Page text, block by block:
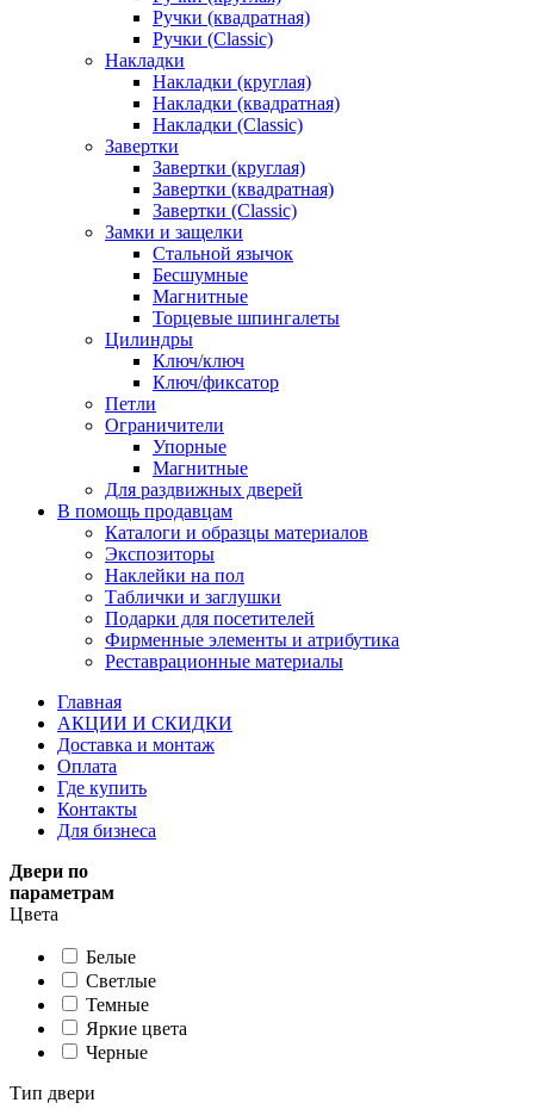
Ручки (квадратная)
Ручки (Classic)
Накладки
Накладки (круглая)
Накладки (квадратная)
Накладки (Classic)
Завертки
Завертки (круглая)
Завертки (квадратная)
Завертки (Classic)
Замки и защелки
Стальной язычок
Бесшумные
Магнитные
Торцевые шпингалеты
Цилиндры
Ключ/ключ
Ключ/фиксатор
Петли
Ограничители
Упорные
Магнитные
Для раздвижных дверей
В помощь продавцам
Каталоги и образцы материалов
Экспозиторы
Наклейки на пол
Таблички и заглушки
Подарки для посетителей
Фирменные элементы и атрибутика
Реставрационные материалы
Главная
АКЦИИ И СКИДКИ
Доставка и монтаж
Оплата
Где купить
Контакты
Для бизнеса
Двери по
параметрам
Цвета
Белые
Светлые
Темные
Яркие цвета
Черные
Тип двери